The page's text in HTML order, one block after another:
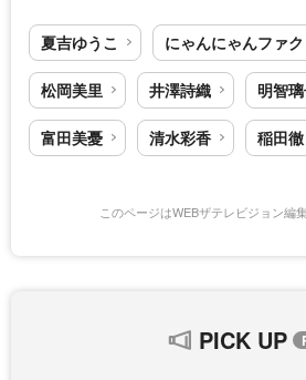
夏吉ゆうこ にゃんにゃんファ
松岡美里 井澤詩織 明智
富田美憂 清水彩香 稲田徹
このページはWEBザテレビジョン編
PICK UP